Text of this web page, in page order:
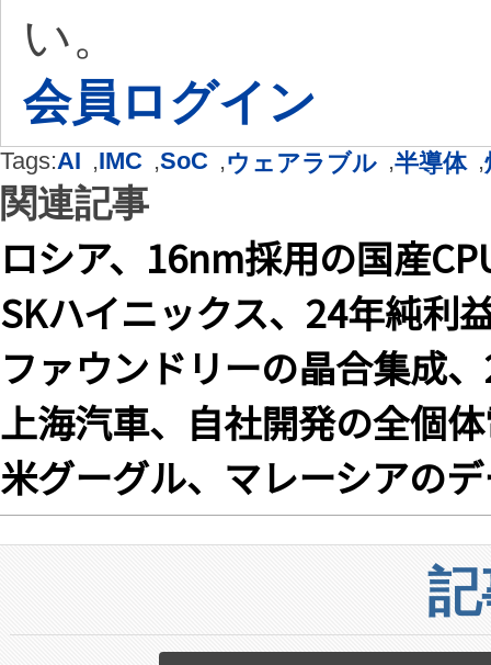
い。
会員ログイン
Tags:AI ,IMC ,SoC ,ウェアラブル ,半導体 ,
関連記事
ロシア、16nm採用の国産
SKハイニックス、24年純利
ファウンドリーの晶合集成
上海汽車、自社開発の全個
米グーグル、マレーシアの